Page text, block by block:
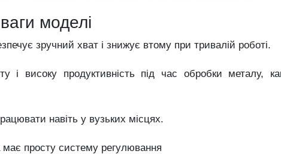
моделі
зручний хват і знижує втому при тривалій роботі.
і високу продуктивність під час обробки металу,
навіть у вузьких місцях.
просту систему регулювання